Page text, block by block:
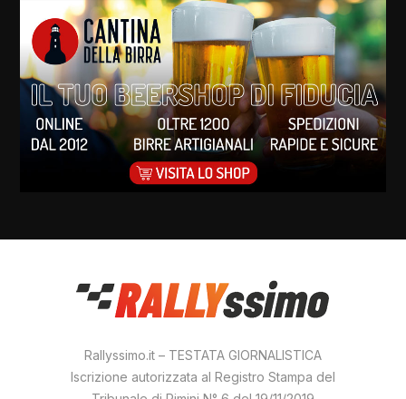
Rallyssimo.it – TESTATA GIORNALISTICA
Iscrizione autorizzata al Registro Stampa del